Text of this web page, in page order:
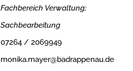
Fachbereich Verwaltung;
Sachbearbeitung
07264 / 2069949
monika.mayer@badrappenau.de